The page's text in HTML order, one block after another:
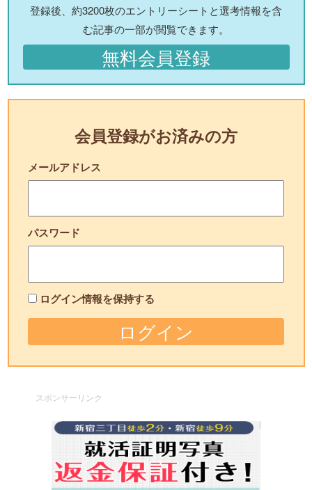
登録後、約3200枚のエントリーシートと選考情報を含
む記事の一部が閲覧できます。
無料会員登録
会員登録がお済みの方
メールアドレス
パスワード
ログイン情報を保持する
スポンサーリンク